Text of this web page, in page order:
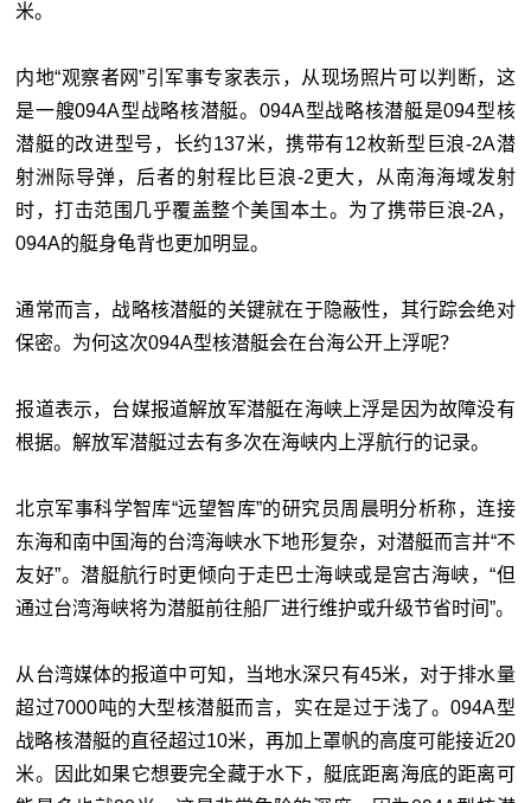
米。
内地“观察者网”引军事专家表示，从现场照片可以判断，这
是一艘094A型战略核潜艇。094A型战略核潜艇是094型核
潜艇的改进型号，长约137米，携带有12枚新型巨浪-2A潜
射洲际导弹，后者的射程比巨浪-2更大，从南海海域发射
时，打击范围几乎覆盖整个美国本土。为了携带巨浪-2A，
094A的艇身龟背也更加明显。
通常而言，战略核潜艇的关键就在于隐蔽性，其行踪会绝对
保密。为何这次094A型核潜艇会在台海公开上浮呢？
报道表示，台媒报道解放军潜艇在海峡上浮是因为故障没有
根据。解放军潜艇过去有多次在海峡内上浮航行的记录。
北京军事科学智库“远望智库”的研究员周晨明分析称，连接
东海和南中国海的台湾海峡水下地形复杂，对潜艇而言并“不
友好”。潜艇航行时更倾向于走巴士海峡或是宫古海峡，“但
通过台湾海峡将为潜艇前往船厂进行维护或升级节省时间”。
从台湾媒体的报道中可知，当地水深只有45米，对于排水量
超过7000吨的大型核潜艇而言，实在是过于浅了。094A型
战略核潜艇的直径超过10米，再加上罩帆的高度可能接近20
米。因此如果它想要完全藏于水下，艇底距离海底的距离可